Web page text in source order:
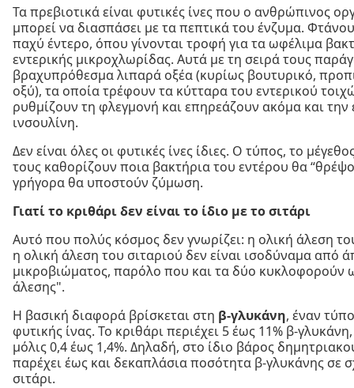
Τα πρεβιοτικά είναι φυτικές ίνες που ο ανθρώπινος
μπορεί να διασπάσει με τα πεπτικά του ένζυμα.
παχύ έντερο, όπου γίνονται τροφή για τα ωφέλιμα
εντερικής μικροχλωρίδας. Αυτά με τη σειρά τους
βραχυπρόθεσμα λιπαρά οξέα (κυρίως βουτυρικό,
οξύ), τα οποία τρέφουν τα κύτταρα του εντερικού
ρυθμίζουν τη φλεγμονή και επηρεάζουν ακόμα και την
ινσουλίνη.
Δεν είναι όλες οι φυτικές ίνες ίδιες. Ο τύπος, το
τους καθορίζουν ποια βακτήρια του εντέρου θα
γρήγορα θα υποστούν ζύμωση.
Γιατί το κριθάρι δεν είναι το ίδιο με το σιτάρι
Αυτό που πολύς κόσμος δεν γνωρίζει: η ολική άλεση
η ολική άλεση του σιταριού δεν είναι ισοδύναμα από
μικροβιώματος, παρόλο που και τα δύο κυκλοφορούν
άλεσης".
Η βασική διαφορά βρίσκεται στη β-γλυκάνη, έναν
φυτικής ίνας. Το κριθάρι περιέχει 5 έως 11% β-
μόλις 0,4 έως 1,4%. Δηλαδή, στο ίδιο βάρος
παρέχει έως και δεκαπλάσια ποσότητα β-γλυκάνης σε
σιτάρι.